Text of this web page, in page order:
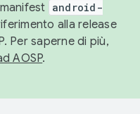
android-
alla release
Per saperne di più,
AOSP.